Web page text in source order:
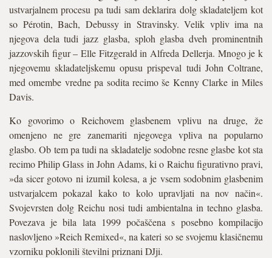
ustvarjalnem procesu pa tudi sam deklarira dolg skladateljem kot
so Pérotin, Bach, Debussy in Stravinsky. Velik vpliv ima na
njegova dela tudi jazz glasba, sploh glasba dveh prominentnih
jazzovskih figur – Elle Fitzgerald in Alfreda Dellerja. Mnogo je k
njegovemu skladateljskemu opusu prispeval tudi John Coltrane,
med omembe vredne pa sodita recimo še Kenny Clarke in Miles
Davis.
Ko govorimo o Reichovem glasbenem vplivu na druge, že
omenjeno ne gre zanemariti njegovega vpliva na popularno
glasbo. Ob tem pa tudi na skladatelje sodobne resne glasbe kot sta
recimo Philip Glass in John Adams, ki o Raichu figurativno pravi,
»da sicer gotovo ni izumil kolesa, a je vsem sodobnim glasbenim
ustvarjalcem pokazal kako to kolo upravljati na nov način«.
Svojevrsten dolg Reichu nosi tudi ambientalna in techno glasba.
Povezava je bila lata 1999 počaščena s posebno kompilacijo
naslovljeno »Reich Remixed«, na kateri so se svojemu klasičnemu
vzorniku poklonili številni priznani DJji.